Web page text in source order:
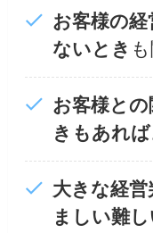
お客様の経
ないとき
お客様と
きもあれ
大きな経
ましい難